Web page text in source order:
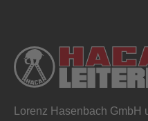
Lorenz Hasenbach GmbH